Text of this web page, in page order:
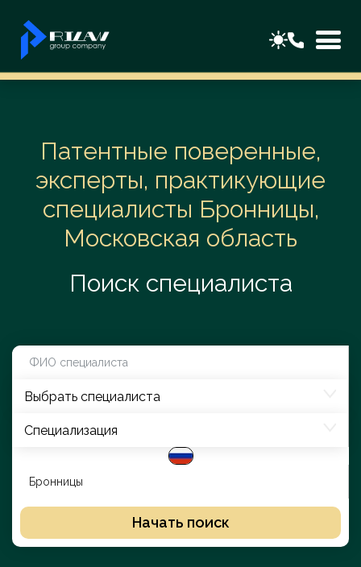
Патентные поверенные,
эксперты, практикующие
специалисты Бронницы,
Московская область
Поиск специалиста
Выбрать специалиста
Специализация
Начать поиск